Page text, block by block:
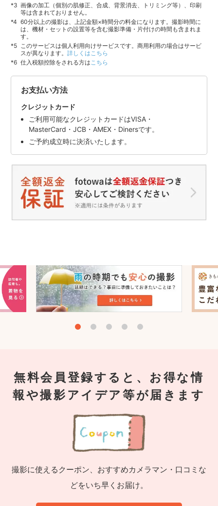
画像の加工（個別の肌修正、合成、背景消去、トリミング等）、印刷
等は含まれておりません。
60分以上の撮影は、上記金額×時間分の料金になります。撮影時間に
は、機材・セットの設置等を含む撮影準備・片付けの時間も含まれま
す。
このサービスは個人利用向けサービスです。商用利用の場合はサービ
スが異なります。詳しくはこちら
仕入税額控除をされる方は こちら
お支払い方法
クレジットカード
ご利用可能なクレジットカードはVISA・
MasterCard・JCB・AMEX・Dinersです。
ご予約成立時に決済いたします。
無料会員登録すると、お得な情
報や撮影アイデア等が届きます
撮影に使えるクーポン、おすすめカメラマン・口コミな
どをいち早くお届け。